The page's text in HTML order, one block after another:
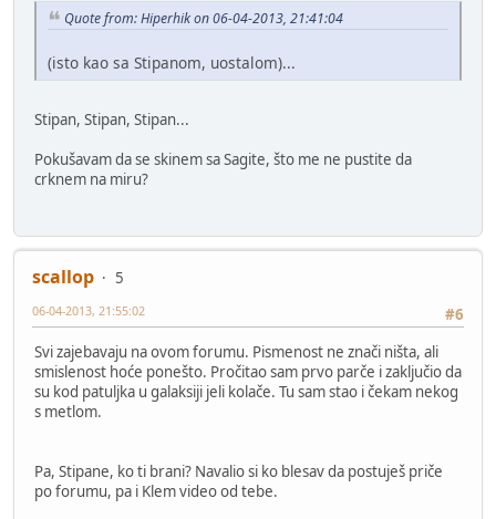
Quote from: Hiperhik on 06-04-2013, 21:41:04
(isto kao sa Stipanom, uostalom)...
Stipan, Stipan, Stipan...
Pokušavam da se skinem sa Sagite, što me ne pustite da
crknem na miru?
scallop
5
#6
06-04-2013, 21:55:02
Svi zajebavaju na ovom forumu. Pismenost ne znači ništa, ali
smislenost hoće ponešto. Pročitao sam prvo parče i zaključio da
su kod patuljka u galaksiji jeli kolače. Tu sam stao i čekam nekog
s metlom.
Pa, Stipane, ko ti brani? Navalio si ko blesav da postuješ priče
po forumu, pa i Klem video od tebe.